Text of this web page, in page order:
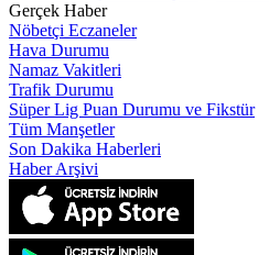
Gerçek Haber
Nöbetçi Eczaneler
Hava Durumu
Namaz Vakitleri
Trafik Durumu
Süper Lig Puan Durumu ve Fikstür
Tüm Manşetler
Son Dakika Haberleri
Haber Arşivi